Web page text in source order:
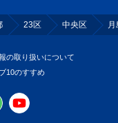
23区 中央区
の取り扱いについて
10のすすめ